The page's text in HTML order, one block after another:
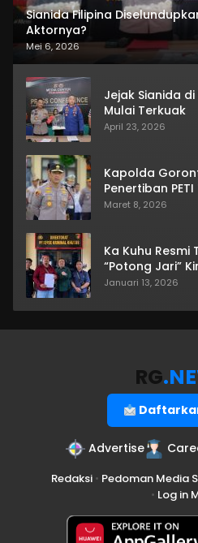
Sianida Filipina
Aktornya?
Mei 6, 2026
Jejak Sianida
Mulai Terkuak
April 23, 2026
Kapolda
Penertiban
Maret 8, 2026
Ka Kuhu Resmi
“Potong Jari”
Januari 13, 2026
RG
Advertise
Redaksi• Pedoman Media
• Log in